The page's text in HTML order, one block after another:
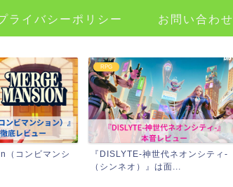
ライバシーポリシー お問い合わせ
（コンビマンシ
RPG
『DISLYTE-神世代ネオンシティ-
（シンネオ）』は面...